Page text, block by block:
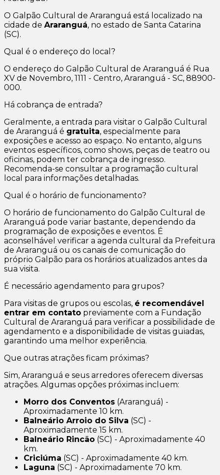
O Galpão Cultural de Araranguá está localizado na
cidade de Araranguá, no estado de Santa Catarina
(SC).
Qual é o endereço do local?
O endereço do Galpão Cultural de Araranguá é Rua
XV de Novembro, 1111 - Centro, Araranguá - SC, 88900-
000.
Há cobrança de entrada?
Geralmente, a entrada para visitar o Galpão Cultural
de Araranguá é gratuita, especialmente para
exposições e acesso ao espaço. No entanto, alguns
eventos específicos, como shows, peças de teatro ou
oficinas, podem ter cobrança de ingresso.
Recomenda-se consultar a programação cultural
local para informações detalhadas.
Qual é o horário de funcionamento?
O horário de funcionamento do Galpão Cultural de
Araranguá pode variar bastante, dependendo da
programação de exposições e eventos. É
aconselhável verificar a agenda cultural da Prefeitura
de Araranguá ou os canais de comunicação do
próprio Galpão para os horários atualizados antes da
sua visita.
É necessário agendamento para grupos?
Para visitas de grupos ou escolas, é recomendável
entrar em contato previamente com a Fundação
Cultural de Araranguá para verificar a possibilidade de
agendamento e a disponibilidade de visitas guiadas,
garantindo uma melhor experiência.
Que outras atrações ficam próximas?
Sim, Araranguá e seus arredores oferecem diversas
atrações. Algumas opções próximas incluem:
Morro dos Conventos (Araranguá) -
Aproximadamente 10 km.
Balneário Arroio do Silva (SC) -
Aproximadamente 15 km.
Balneário Rincão (SC) - Aproximadamente 40
km.
Criciúma (SC) - Aproximadamente 40 km.
Laguna (SC) - Aproximadamente 70 km.